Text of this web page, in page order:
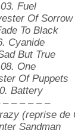
03. Fuel
Of Sorrow
To Black
Cyanide
But True
08. One
Of Puppets
Battery
– – – – – –
(reprise de
Sandman